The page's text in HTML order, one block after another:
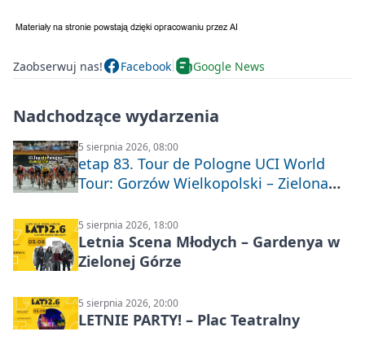
Zaobserwuj nas! Facebook Google News
Nadchodzące wydarzenia
5 sierpnia 2026, 08:00
etap 83. Tour de Pologne UCI World
Tour: Gorzów Wielkopolski – Zielona
5 sierpnia 2026, 18:00
Letnia Scena Młodych – Gardenya w
Zielonej Górze
5 sierpnia 2026, 20:00
LETNIE PARTY! – Plac Teatralny